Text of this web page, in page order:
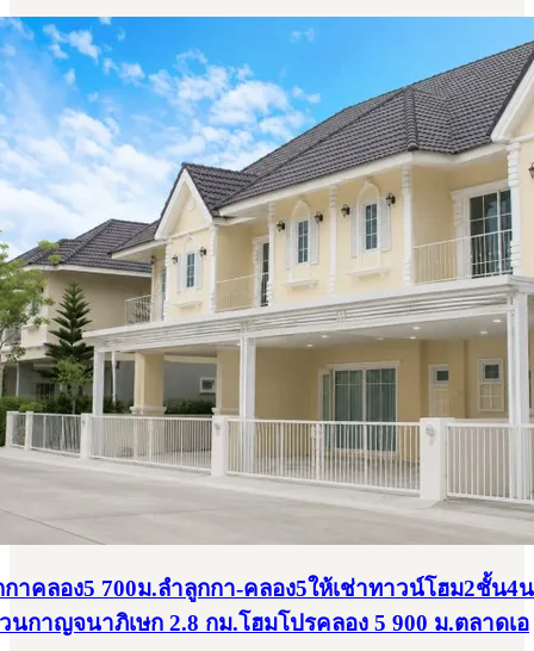
าคลอง5 700ม.ลำลูกกา-คลอง5ให้เช่าทาวน์โฮม2ชั้น4
นกาญจนาภิเษก 2.8 กม.โฮมโปรคลอง 5 900 ม.ตลาดเอ